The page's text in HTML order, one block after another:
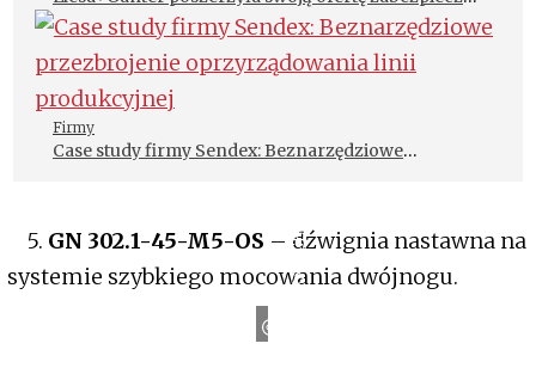
przemysłowych o dwa nowe produkty
Firmy
Case study firmy Sendex: Beznarzędziowe
5. GN 302.1-45-M5-OS – dźwignia nastawna na
systemie szybkiego mocowania dwójnogu.
ZERORANGE